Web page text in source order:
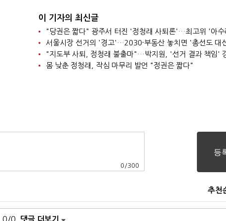
이 기자의 최신글
"당권은 짧다" 광주서 터진 '정청래 사퇴론'…최고위 '아수
"지도부 사퇴, 정청래 불출마"…박지원, '선거 결과 책임'
몸 낮춘 정청래, 작심 마무리 발언 "정권은 짧다"
0 /300
추천
0/0 댓글 더보기